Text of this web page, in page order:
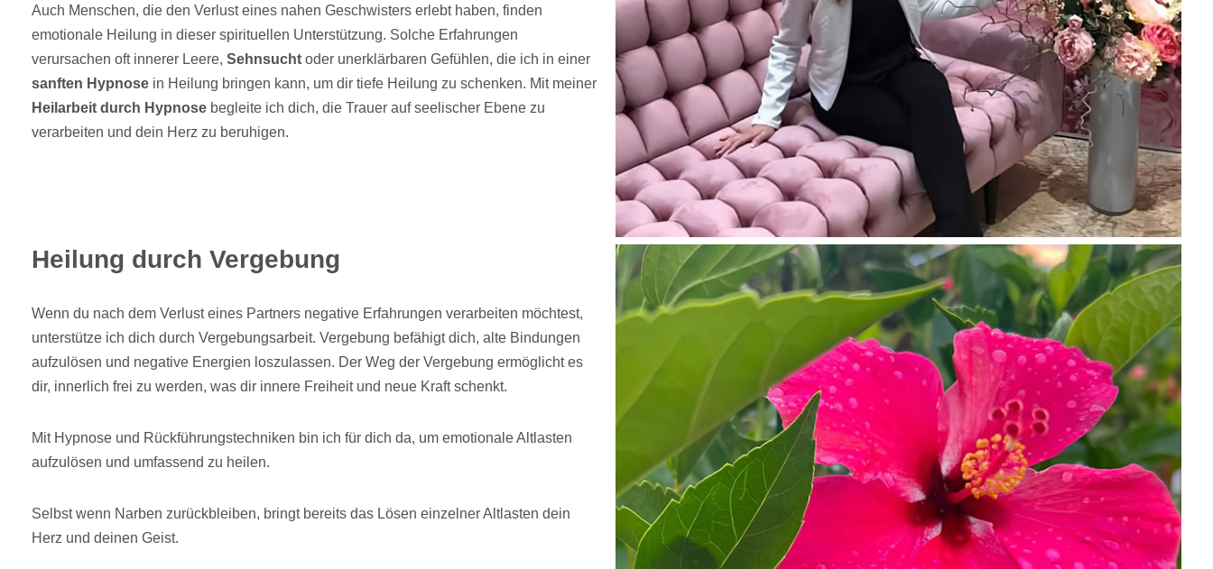
Auch Menschen, die den Verlust eines nahen Geschwisters erlebt haben, finden
emotionale Heilung in dieser spirituellen Unterstützung. Solche Erfahrungen
verursachen oft innerer Leere, Sehnsucht oder unerklärbaren Gefühlen, die ich in einer
sanften Hypnose in Heilung bringen kann, um dir tiefe Heilung zu schenken. Mit meiner
Heilarbeit durch Hypnose begleite ich dich, die Trauer auf seelischer Ebene zu
verarbeiten und dein Herz zu beruhigen.
Heilung durch Vergebung
Wenn du nach dem Verlust eines Partners negative Erfahrungen verarbeiten möchtest,
unterstütze ich dich durch Vergebungsarbeit. Vergebung befähigt dich, alte Bindungen
aufzulösen und negative Energien loszulassen. Der Weg der Vergebung ermöglicht es
dir, innerlich frei zu werden, was dir innere Freiheit und neue Kraft schenkt.
Mit Hypnose und Rückführungstechniken bin ich für dich da, um emotionale Altlasten
aufzulösen und umfassend zu heilen.
Selbst wenn Narben zurückbleiben, bringt bereits das Lösen einzelner Altlasten dein
Herz und deinen Geist.